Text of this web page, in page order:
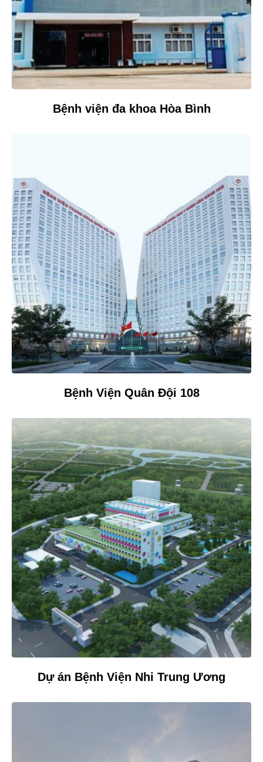
Bệnh viện đa khoa Hòa Bình
Bệnh Viện Quân Đội 108
Dự án Bệnh Viện Nhi Trung Ương